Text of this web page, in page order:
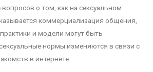
о том, как на сексуальном
коммерциализация общения,
и модели могут быть
нормы изменяются в связи с
в интернете.